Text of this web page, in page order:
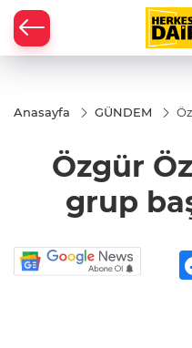
Anasayfa GÜNDEM
Özgür
grup